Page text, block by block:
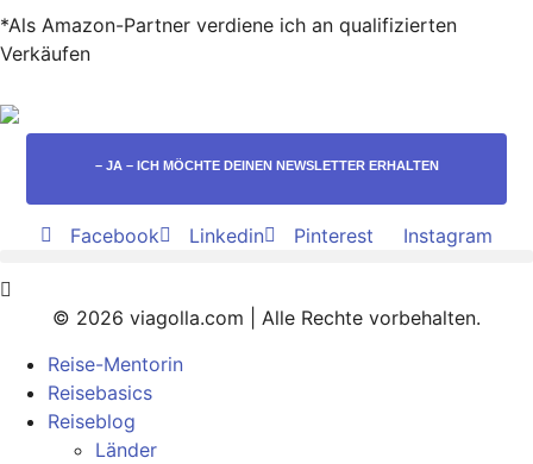
*Als Amazon-Partner verdiene ich an qualifizierten
Verkäufen
– JA – ICH MÖCHTE DEINEN NEWSLETTER ERHALTEN
Facebook Linkedin Pinterest Instagram
© 2026 viagolla.com | Alle Rechte vorbehalten.
Reise-Mentorin
Reisebasics
Reiseblog
Länder